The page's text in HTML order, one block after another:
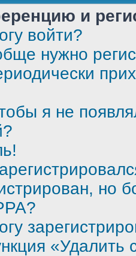
и
войти?
нужно
я не
но
«Удалить